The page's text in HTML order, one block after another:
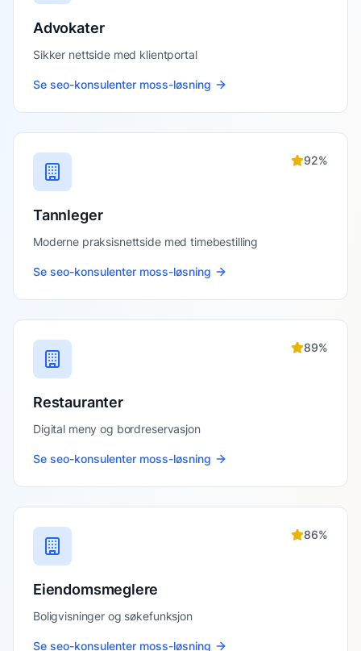
Advokater
Sikker nettside med klientportal
Se seo-konsulenter moss-løsning
92%
Tannleger
Moderne praksisnettside med timebestilling
Se seo-konsulenter moss-løsning
89%
Restauranter
Digital meny og bordreservasjon
Se seo-konsulenter moss-løsning
86%
Eiendomsmeglere
Boligvisninger og søkefunksjon
Se seo-konsulenter moss-løsning